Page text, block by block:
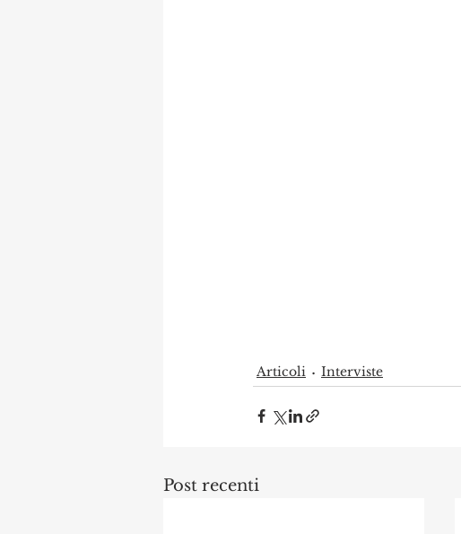
Articoli Interviste
Post recenti